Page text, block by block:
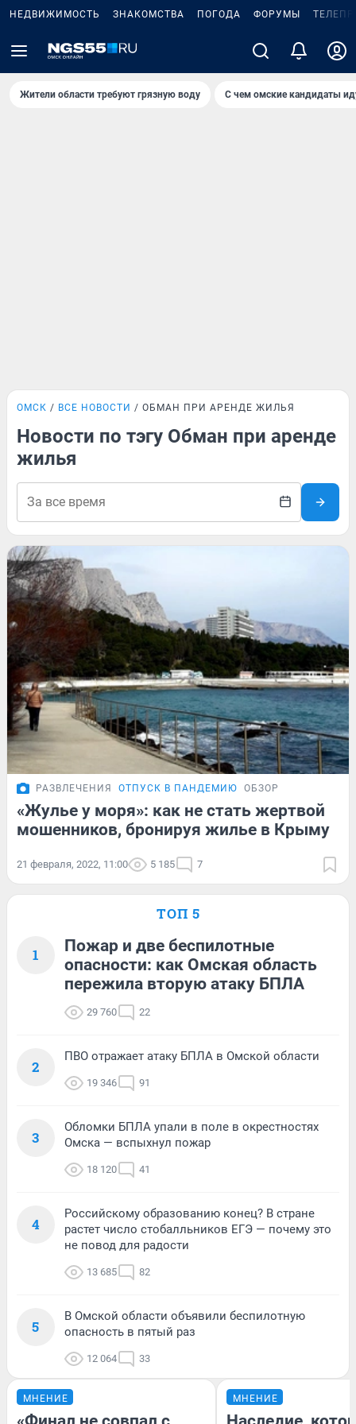
НЕДВИЖИМОСТЬ ЗНАКОМСТВА ПОГОДА ФОРУМЫ
Жители области требуют грязную воду С чем омские кандидаты
ОМСК ВСЕ НОВОСТИ ОБМАН ПРИ АРЕНДЕ ЖИЛЬЯ
Новости по тэгу Обман при аренде
жилья
РАЗВЛЕЧЕНИЯ ОТПУСК В ПАНДЕМИЮ ОБЗОР
«Жулье у моря»: как не стать жертвой
мошенников, бронируя жилье в Крыму
21 февраля, 2022, 11:00 5 185 7
ТОП 5
1
Пожар и две беспилотные
опасности: как Омская область
пережила вторую атаку БПЛА
29 760 22
2
ПВО отражает атаку БПЛА в Омской области
19 346 91
3
Обломки БПЛА упали в поле в окрестностях
Омска — вспыхнул пожар
18 120 41
4
Российскому образованию конец? В стране
растет число стобалльников ЕГЭ — почему это
не повод для радости
13 685 82
5
В Омской области объявили беспилотную
опасность в пятый раз
12 064 33
МНЕНИЕ МНЕНИЕ